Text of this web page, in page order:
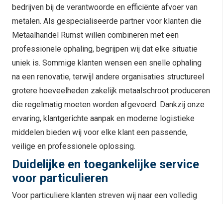
bedrijven bij de verantwoorde en efficiënte afvoer van
metalen. Als gespecialiseerde partner voor klanten die
Metaalhandel Rumst willen combineren met een
professionele ophaling, begrijpen wij dat elke situatie
uniek is. Sommige klanten wensen een snelle ophaling
na een renovatie, terwijl andere organisaties structureel
grotere hoeveelheden zakelijk metaalschroot produceren
die regelmatig moeten worden afgevoerd. Dankzij onze
ervaring, klantgerichte aanpak en moderne logistieke
middelen bieden wij voor elke klant een passende,
veilige en professionele oplossing.
Duidelijke en toegankelijke service
voor particulieren
Voor particuliere klanten streven wij naar een volledig